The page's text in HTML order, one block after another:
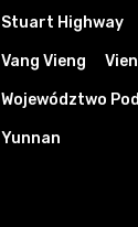
Stuart Highway
Vang Vieng
Województwo
Yunnan